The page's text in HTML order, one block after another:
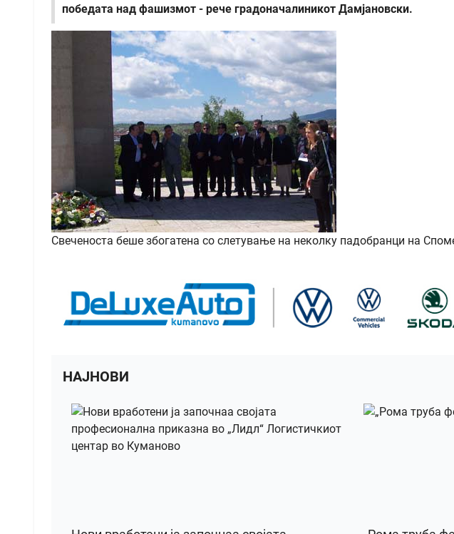
победата над фашизмот - рече градоначалиникот Дамјановски.
Свеченоста беше збогатена со слетување на неколку падобранци на
НАЈНОВИ